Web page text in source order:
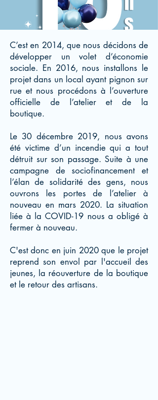
C’est en 2014, que nous décidons de
développer un volet d’économie
sociale. En 2016, nous installons le
projet dans un local ayant pignon sur
rue et nous procédons à l’ouverture
officielle de l’atelier et de la
boutique.
Le 30 décembre 2019, nous avons
été victime d’un incendie qui a tout
détruit sur son passage. Suite à une
campagne de sociofinancement et
l’élan de solidarité des gens, nous
ouvrons les portes de l’atelier à
nouveau en mars 2020. La situation
liée à la COVID-19 nous a obligé à
fermer à nouveau.
C'est donc en juin 2020 que le projet
reprend son envol par l'accueil des
jeunes, la réouverture de la boutique
et le retour des artisans.